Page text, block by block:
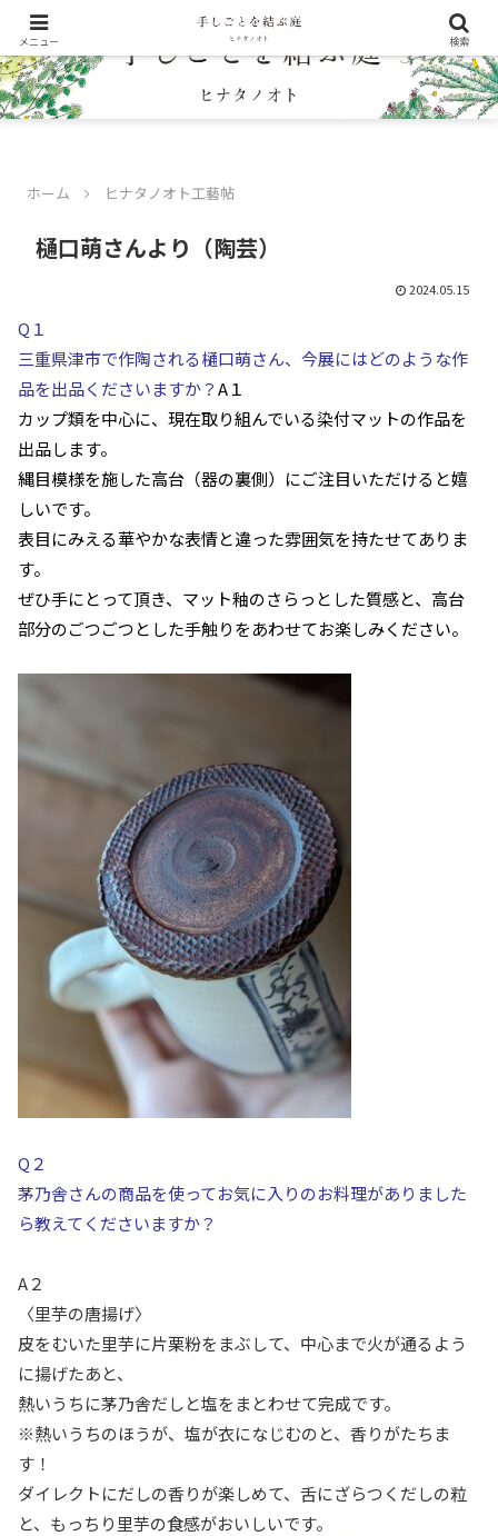
ホーム ヒナタノオト工藝帖
樋口萌さんより（陶芸）
2024.05.15
Q１
三重県津市で作陶される樋口萌さん、今展にはどのような作
品を出品くださいますか？A１
カップ類を中心に、 現在取り組んでいる染付マットの作品を
出品します。
縄目模様を施した高台（器の裏側） にご注目いただけると嬉
しいです。
表目にみえる華やかな表情と違った雰囲気を持たせてありま
す。
ぜひ手にとって頂き、マット釉のさらっとした質感と、 高台
部分のごつごつとした手触りをあわせてお楽しみください。
Q２
茅乃舎さんの商品を使ってお気に入りのお料理がありました
ら教えてくださいますか？
A２
〈里芋の唐揚げ〉
皮をむいた里芋に片栗粉をまぶして、 中心まで火が通るよう
に揚げたあと、
熱いうちに茅乃舎だしと塩をまとわせて完成です。
※熱いうちのほうが、塩が衣になじむのと、香りがたちま
す！
ダイレクトにだしの香りが楽しめて、舌にざらつくだしの粒
と、 もっちり里芋の食感がおいしいです。
メニュー 検索